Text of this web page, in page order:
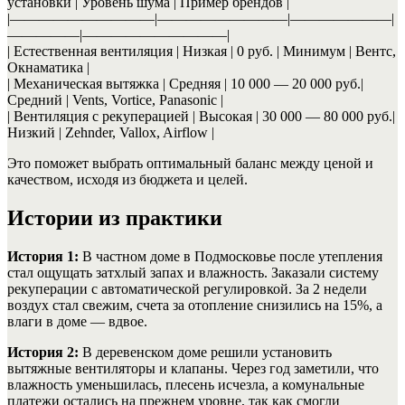
|——————————|—————————|———————|
—————|——————————|
| Естественная вентиляция | Низкая | 0 руб. | Минимум | Вентс,
Окнаматика |
| Механическая вытяжка | Средняя | 10 000 — 20 000 руб.|
Средний | Vents, Vortice, Panasonic |
| Вентиляция с рекуперацией | Высокая | 30 000 — 80 000 руб.|
Низкий | Zehnder, Vallox, Airflow |
Это поможет выбрать оптимальный баланс между ценой и
качеством, исходя из бюджета и целей.
Истории из практики
История 1: В частном доме в Подмосковье после утепления
стал ощущать затхлый запах и влажность. Заказали систему
рекуперации с автоматической регулировкой. За 2 недели
воздух стал свежим, счета за отопление снизились на 15%, а
влаги в доме — вдвое.
История 2: В деревенском доме решили установить
вытяжные вентиляторы и клапаны. Через год заметили, что
влажность уменьшилась, плесень исчезла, а комунальные
платежи остались на прежнем уровне, так как смогли